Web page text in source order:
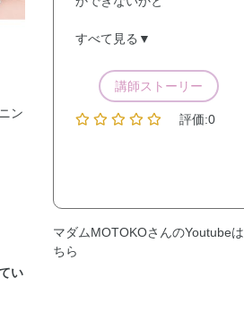
ン
い
すべて見る▼
講師ストーリー
評価:0
マダムMOTOKOさんのYoutubeは
ちら